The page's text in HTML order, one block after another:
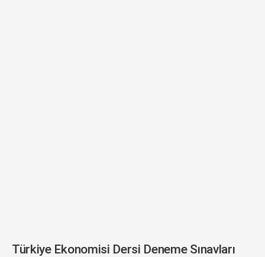
Türkiye Ekonomisi Dersi Deneme Sınavları